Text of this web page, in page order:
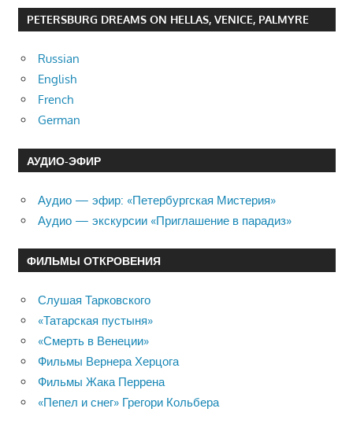
PETERSBURG DREAMS ON HELLAS, VENICE, PALMYRE
Russian
English
French
German
АУДИО-ЭФИР
Аудио — эфир: «Петербургская Мистерия»
Аудио — экскурсии «Приглашение в парадиз»
ФИЛЬМЫ ОТКРОВЕНИЯ
Слушая Тарковского
«Татарская пустыня»
«Смерть в Венеции»
Фильмы Вернера Херцога
Фильмы Жака Перрена
«Пепел и снег» Грегори Кольбера